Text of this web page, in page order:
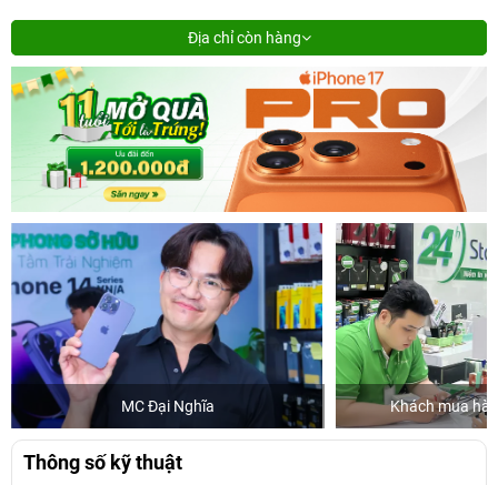
Địa chỉ còn hàng
MC Đại Nghĩa Khách mua
Thông số kỹ thuật